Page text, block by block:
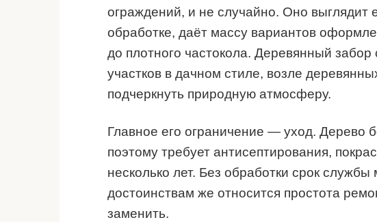
ограждений, и не случайно. Оно выглядит
обработке, даёт массу вариантов
до плотного частокола. Деревянный забор
участков в дачном стиле, возле
подчеркнуть природную атмосферу.
Главное его ограничение — уход. Дерево
поэтому требует антисептирования,
несколько лет. Без обработки срок
достоинствам же относится простота
заменить.